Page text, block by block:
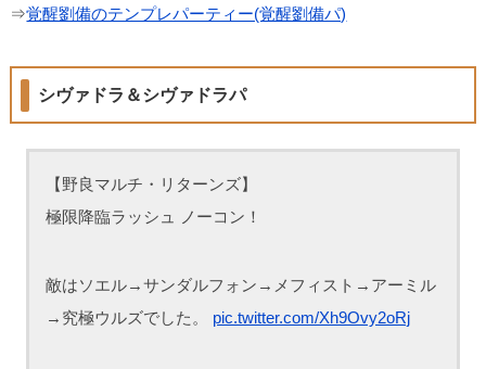
⇒覚醒劉備のテンプレパーティー(覚醒劉備パ)
シヴァドラ＆シヴァドラパ
【野良マルチ・リターンズ】
極限降臨ラッシュ ノーコン！
敵はソエル→サンダルフォン→メフィスト→アーミル
→究極ウルズでした。 pic.twitter.com/Xh9Ovy2oRj